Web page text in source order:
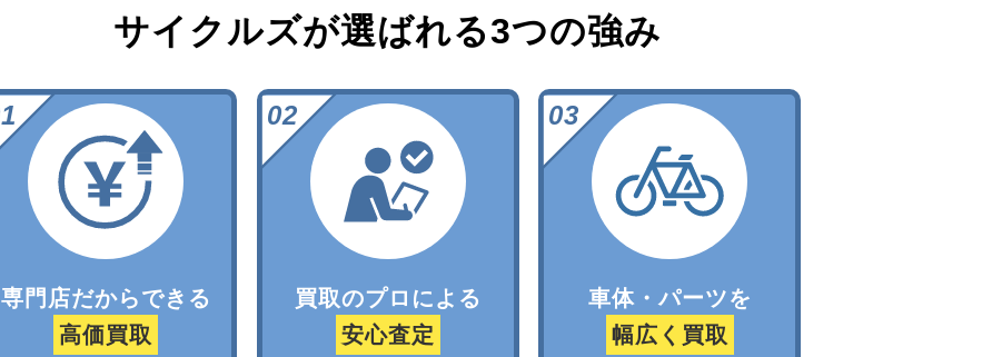
サイクルズが選ばれる3つの強み
専門店だからできる
高価買取
買取のプロによる
安心査定
車体・パーツを
幅広く買取